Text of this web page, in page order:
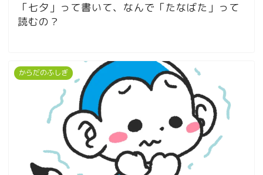
「七夕」って書いて、なんで「たなばた」って
読むの？
からだのふしぎ